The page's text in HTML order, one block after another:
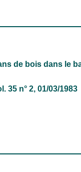
de bois dans le
35 n° 2, 01/03/1983